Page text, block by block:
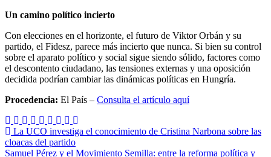
Un camino político incierto
Con elecciones en el horizonte, el futuro de Viktor Orbán y su
partido, el Fidesz, parece más incierto que nunca. Si bien su control
sobre el aparato político y social sigue siendo sólido, factores como
el descontento ciudadano, las tensiones externas y una oposición
decidida podrían cambiar las dinámicas políticas en Hungría.
Procedencia: El País – Consulta el artículo aquí
Navegación
de
La UCO investiga el conocimiento de Cristina Narbona sobre las
cloacas del partido
Samuel Pérez y el Movimiento Semilla: entre la reforma política y